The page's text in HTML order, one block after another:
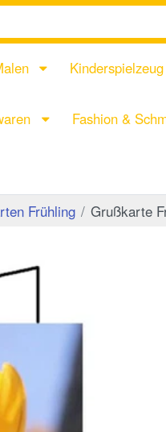
Kinderspielzeug
Fashion &
Frühling Grußkarte